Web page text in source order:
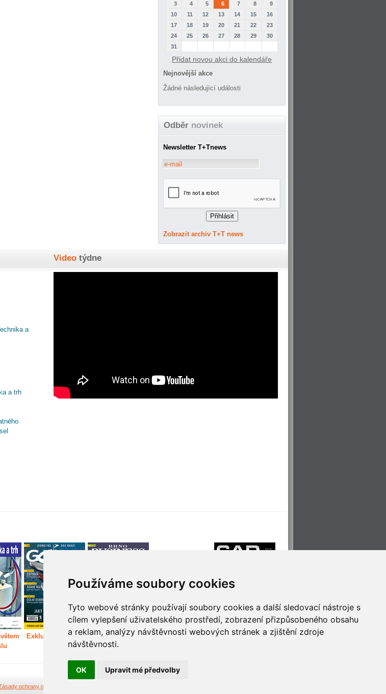
Používáme soubory cookies
Tyto webové stránky používají soubory cookies a další sledovací nástroje s
cílem vylepšení uživatelského prostředí, zobrazení přizpůsobeného obsahu
a reklam, analýzy návštěvnosti webových stránek a zjištění zdroje
návštěvnosti.
OK Upravit mé předvolby
3
4 5 6 7 8
9
10
11 12 13 14 15
16
17
18 19 20 21 22
23
24
25 26 27 28 29
30
31
Přidat novou akci do kalendáře
Nejnovější akce
Žádné následující události
Odběr novinek
Newsletter T+Tnews
Zobrazit archiv T+T news
a
a trh
Video týdne
Exkluzivně světem
Děláme Brno větší Příjemné cestování
Technologie pro
ochrany osobních údajů